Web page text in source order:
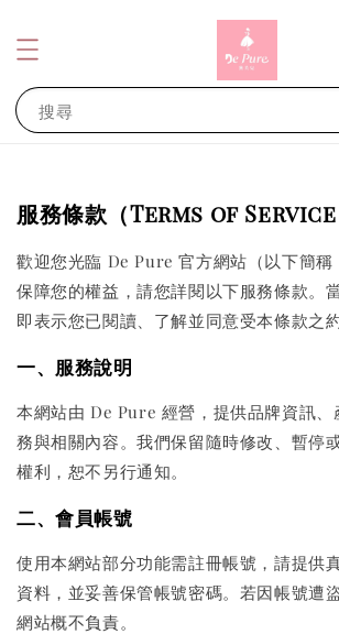
搜尋
服務條款（Terms of Service
歡迎您光臨 De Pure 官方網站（以下簡稱
保障您的權益，請您詳閱以下服務條款。
即表示您已閱讀、了解並同意受本條款之約
一、服務說明
本網站由 De Pure 經營，提供品牌資訊、
務與相關內容。我們保留隨時修改、暫停
權利，恕不另行通知。
二、會員帳號
使用本網站部分功能需註冊帳號，請提供
資料，並妥善保管帳號密碼。若因帳號遭
網站概不負責。